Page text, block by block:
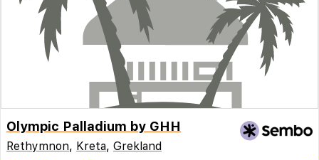
Olympic Palladium by GHH
Rethymnon, Kreta, Grekland